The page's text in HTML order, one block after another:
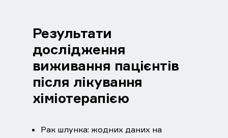
Результати
дослідження
виживання пацієнтів
після лікування
хіміотерапією
Рак шлунка: жодних даних на